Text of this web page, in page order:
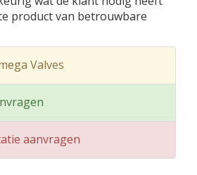
product van betrouwbare
Valves
aanvragen